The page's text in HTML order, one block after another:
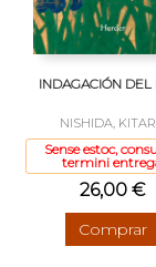
INDAGACIÓN DEL
NISHIDA,
Sense estoc,
termini
26,00 €
Comprar